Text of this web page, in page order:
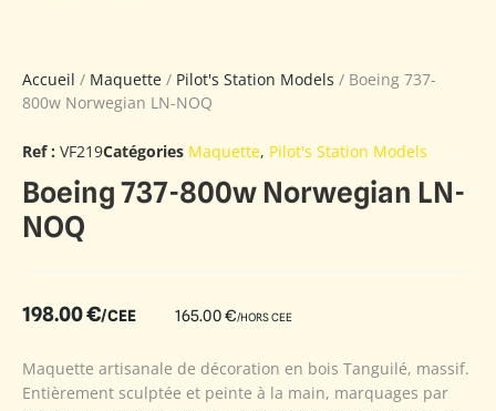
Accueil / Maquette / Pilot's Station Models / Boeing 737-
800w Norwegian LN-NOQ
Ref : VF219Catégories Maquette, Pilot's Station Models
Boeing 737-800w Norwegian LN-
NOQ
198.00€/CEE 165.00€/HORS CEE
Maquette artisanale de décoration en bois Tanguilé, massif.
Entièrement sculptée et peinte à la main, marquages par